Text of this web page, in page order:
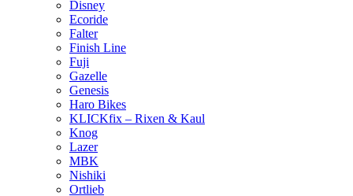
Disney
Ecoride
Falter
Finish Line
Fuji
Gazelle
Genesis
Haro Bikes
KLICKfix – Rixen & Kaul
Knog
Lazer
MBK
Nishiki
Ortlieb